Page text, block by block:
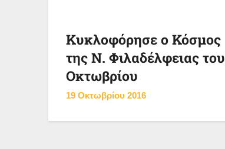
Κυκλοφόρησε ο Κόσμος
της Ν. Φιλαδέλφειας του
Οκτωβρίου
19 Οκτωβρίου 2016